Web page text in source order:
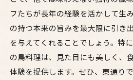
フたちが長年の経験を活かして生
の持つ本来の旨みを最大限に引き
を与えてくれることでしょう。特
の鳥料理は、見た目にも美しく、
体験を提供します。ぜひ、東通り